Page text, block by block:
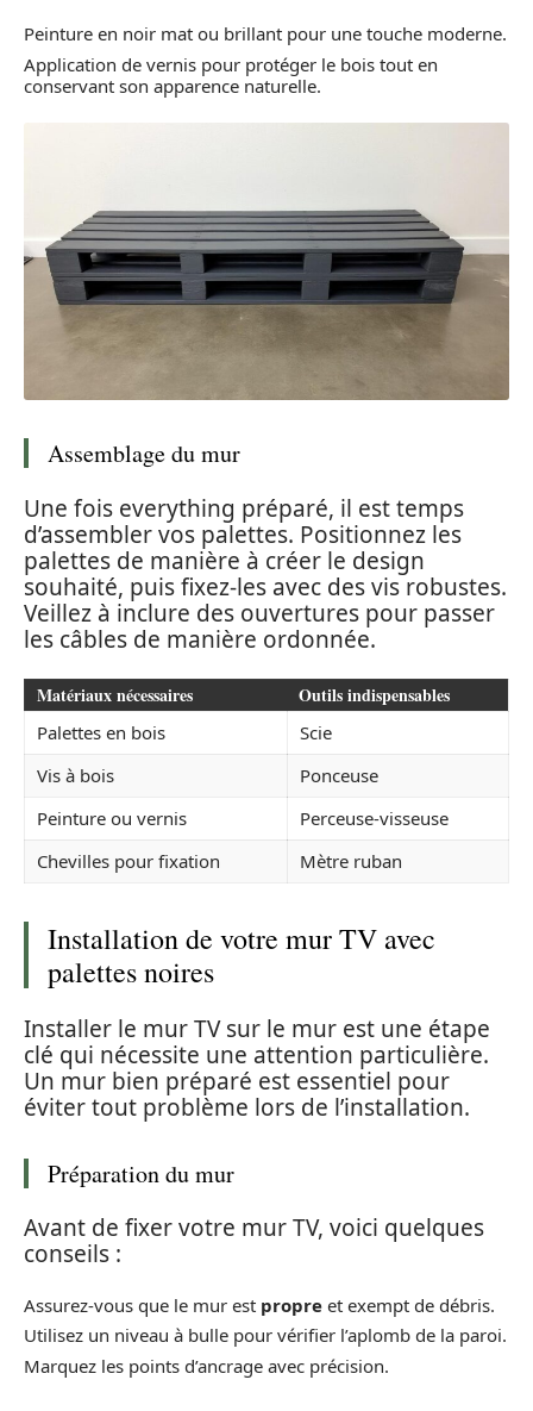
Peinture en noir mat ou brillant pour une touche moderne.
Application de vernis pour protéger le bois tout en
conservant son apparence naturelle.
Assemblage du mur
Une fois everything préparé, il est temps
d’assembler vos palettes. Positionnez les
palettes de manière à créer le design
souhaité, puis fixez-les avec des vis robustes.
Veillez à inclure des ouvertures pour passer
les câbles de manière ordonnée.
Matériaux nécessaires Outils indispensables
Palettes en bois
Scie
Vis à bois
Ponceuse
Peinture ou vernis
Perceuse-visseuse
Chevilles pour fixation
Mètre ruban
Installation de votre mur TV avec
palettes noires
Installer le mur TV sur le mur est une étape
clé qui nécessite une attention particulière.
Un mur bien préparé est essentiel pour
éviter tout problème lors de l’installation.
Préparation du mur
Avant de fixer votre mur TV, voici quelques
conseils :
Assurez-vous que le mur est propre et exempt de débris.
Utilisez un niveau à bulle pour vérifier l’aplomb de la paroi.
Marquez les points d’ancrage avec précision.